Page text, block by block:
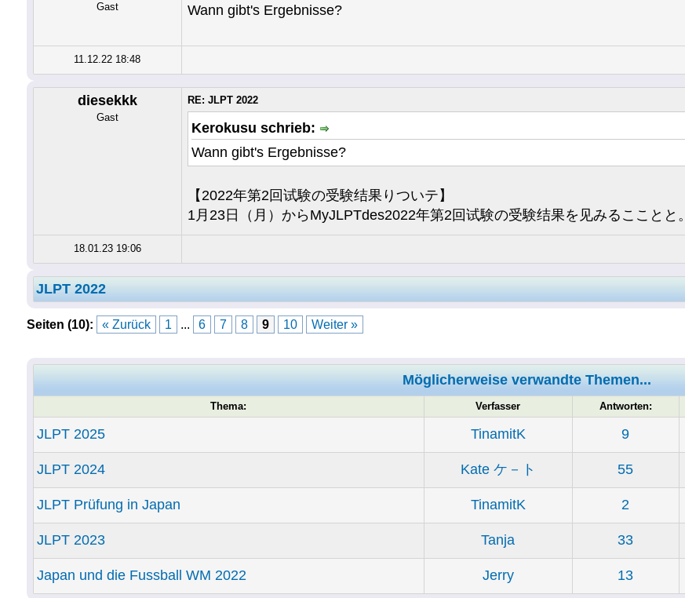
Gast Wann gibt's Ergebnisse?
11.12.22 18:48
diesekkk
Gast
RE: JLPT 2022
Kerokusu schrieb:
Wann gibt's Ergebnisse?
【2022年第2回试験の受験结果りついテ】
1月23日（月）からMyJLPTdes2022年第2回试験の受験结果を见みるこことと。
18.01.23 19:06
JLPT 2022
Seiten (10): « Zurück 1 ... 6 7 8 9 10 Weiter »
Möglicherweise verwandte Themen...
Thema: Verfasser Antworten:
JLPT 2025 TinamitK 9
JLPT 2024 Kate ケ－ト 55
JLPT Prüfung in Japan TinamitK 2
JLPT 2023 Tanja 33
Japan und die Fussball WM 2022 Jerry 13